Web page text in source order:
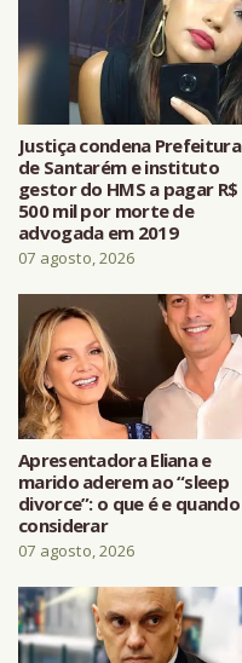
Justiça condena Prefeitura
de Santarém e instituto
gestor do HMS a pagar R$
500 mil por morte de
advogada em 2019
07 agosto, 2026
Apresentadora Eliana e
marido aderem ao “sleep
divorce”: o que é e quando
considerar
07 agosto, 2026